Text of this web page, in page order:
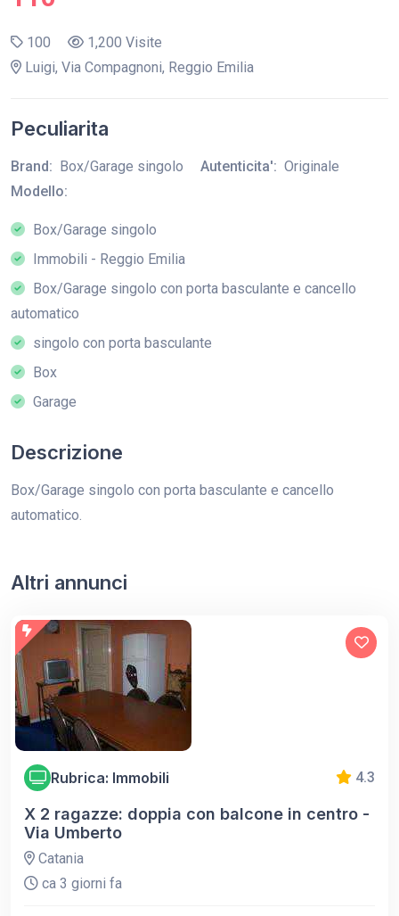
100
1,200 Visite
Luigi, Via Compagnoni, Reggio Emilia
Peculiarita
Brand: Box/Garage singolo Autenticita': Originale
Modello:
Box/Garage singolo
Immobili - Reggio Emilia
Box/Garage singolo con porta basculante e cancello
automatico
singolo con porta basculante
Box
Garage
Descrizione
Box/Garage singolo con porta basculante e cancello
automatico.
Altri annunci
Rubrica: Immobili 4.3
X 2 ragazze: doppia con balcone in centro -
Via Umberto
Catania
ca 3 giorni fa